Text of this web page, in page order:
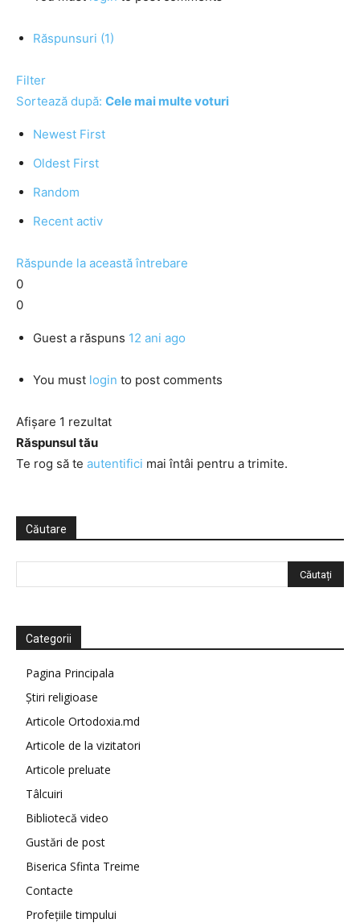
Răspunsuri (1)
Filter
Sortează după: Cele mai multe voturi
Newest First
Oldest First
Random
Recent activ
Răspunde la această întrebare
0
0
Guest a răspuns 12 ani ago
You must login to post comments
Afișare 1 rezultat
Răspunsul tău
Te rog să te autentifici mai întâi pentru a trimite.
Căutare
Categorii
Pagina Principala
Știri religioase
Articole Ortodoxia.md
Articole de la vizitatori
Articole preluate
Tâlcuiri
Bibliotecă video
Gustări de post
Biserica Sfinta Treime
Contacte
Profețiile timpului